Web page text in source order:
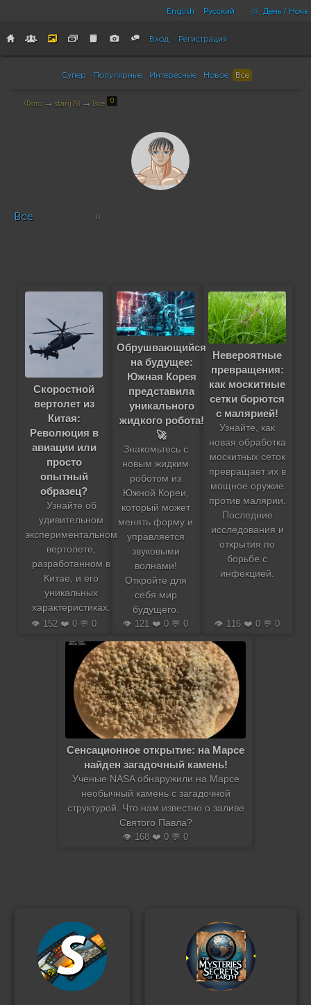
English Русский День / Ночь
Вход Регистрация
Супер Популярные Интересные Новое Все
Фото → starij78 → Все 0
0
Все
Скоростной
вертолет из
Китая:
Революция в
авиации или
просто
опытный
образец?
Узнайте об
удивительном
экспериментальном
вертолете,
разработанном в
Китае, и его
уникальных
характеристиках.
👁️ 152 ❤️ 0 💬 0
Обрушвающийся
на будущее:
Южная Корея
представила
уникального
жидкого робота!
🚀
Знакомьтесь с
новым жидким
роботом из
Южной Кореи,
который может
менять форму и
управляется
звуковыми
волнами!
Откройте для
себя мир
будущего.
👁️ 121 ❤️ 0 💬 0
Невероятные
превращения:
как москитные
сетки борются
с малярией!
Узнайте, как
новая обработка
москитных сеток
превращает их в
мощное оружие
против малярии.
Последние
исследования и
открытия по
борьбе с
инфекцией.
👁️ 116 ❤️ 0 💬 0
Сенсационное открытие: на Марсе
найден загадочный камень!
Ученые NASA обнаружили на Марсе
необычный камень с загадочной
структурой. Что нам известно о заливе
Святого Павла?
👁️ 168 ❤️ 0 💬 0